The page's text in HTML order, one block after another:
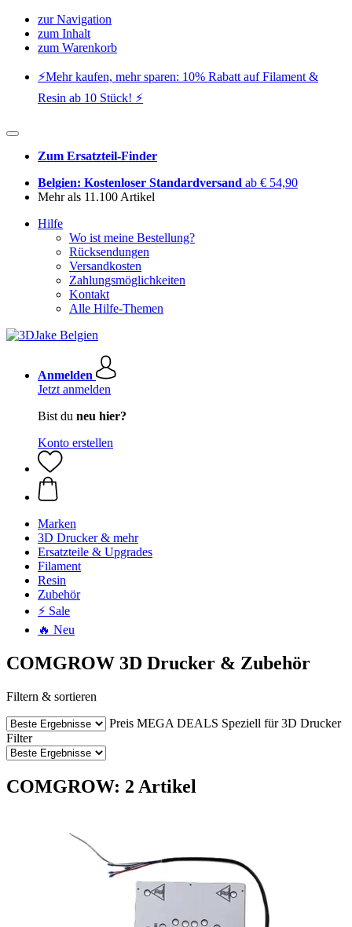
zur Navigation
zum Inhalt
zum Warenkorb
⚡️Mehr kaufen, mehr sparen: 10% Rabatt auf Filament &
Resin ab 10 Stück! ⚡️
Zum Ersatzteil-Finder
Belgien: Kostenloser Standardversand ab € 54,90
Mehr als 11.100 Artikel
Hilfe
Wo ist meine Bestellung?
Rücksendungen
Versandkosten
Zahlungsmöglichkeiten
Kontakt
Alle Hilfe-Themen
Anmelden
Jetzt anmelden
Bist du neu hier?
Konto erstellen
Marken
3D Drucker & mehr
Ersatzteile & Upgrades
Filament
Resin
Zubehör
⚡ Sale
🔥 Neu
COMGROW 3D Drucker & Zubehör
Filtern & sortieren
Preis MEGA DEALS Speziell für 3D Drucker
Filter
COMGROW: 2 Artikel